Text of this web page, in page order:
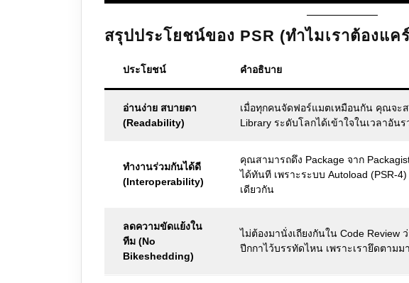
สรุปประโยชน์ของ PSR (ทำไมเราต้องแค
ประโยชน์ คำอธิบาย
อ่านง่าย สบายตา
(Readability)
เมื่อทุกคนจัดฟอร์แมตเหมือนกัน คุณจะ
Library ระดับโลกได้เข้าใจในเวลาอันร
ทำงานร่วมกันได้ดี
(Interoperability)
คุณสามารถดึง Package จาก
ได้ทันที เพราะระบบ Autoload (PSR-
เดียวกัน
ลดความขัดแย้งใน
ทีม (No
Bikeshedding)
ไม่ต้องมานั่งเถียงกันใน Code Review
ปีกกาไว้บรรทัดไหน เพราะเรายึดตาม